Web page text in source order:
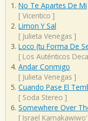
No Te Apartes De Mi
[ Vicentico ]
Limon Y Sal
[ Julieta Venegas ]
Loco (tu Forma De
[ Los Auténticos
Andar Conmigo
[ Julieta Venegas ]
Cuando Pase El
[ Soda Stereo ]
Somewhere Over
[ Israel